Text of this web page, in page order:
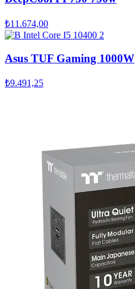
₺11.674,00
Asus TUF Gaming 1000W
₺9.491,25